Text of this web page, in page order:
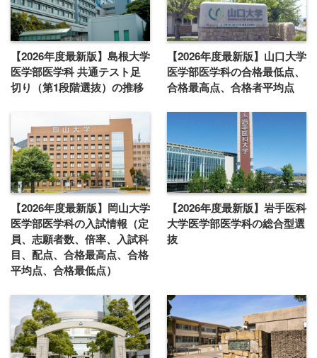
【2026年度最新版】島根大学
医学部医学科 共通テスト足
切り（第1段階選抜）の推移
【2026年度最新版】山口大学
医学部医学科の合格最低点、
合格最高点、合格者平均点
【2026年度最新版】岡山大学
医学部医学科の入試情報（定
員、志願者数、倍率、入試科
目、配点、合格最高点、合格
平均点、合格最低点）
【2026年度最新版】岩手医科
大学医学部医学科の総合型選
抜